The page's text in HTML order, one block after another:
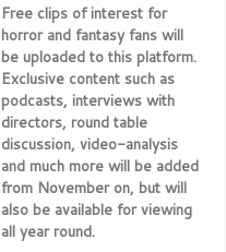
Free clips of interest for
horror and fantasy fans will
be uploaded to this platform.
Exclusive content such as
podcasts, interviews with
directors, round table
discussion, video-analysis
and much more will be added
from November on, but will
also be available for viewing
all year round.